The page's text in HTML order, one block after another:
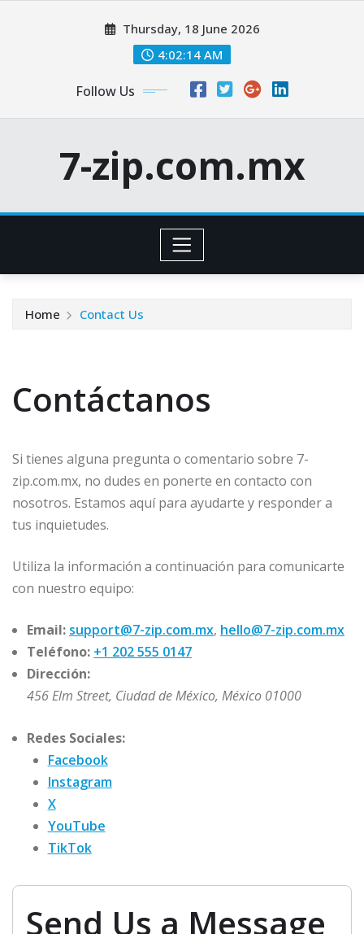
Thursday, 18 June 2026
4:02:14 AM
Follow Us
7-zip.com.mx
Home Contact Us
Contáctanos
Si tienes alguna pregunta o comentario sobre 7-
zip.com.mx, no dudes en ponerte en contacto con
nosotros. Estamos aquí para ayudarte y responder a
tus inquietudes.
Utiliza la información a continuación para comunicarte
con nuestro equipo:
Email: support@7-zip.com.mx, hello@7-zip.com.mx
Teléfono: +1 202 555 0147
Dirección:
456 Elm Street, Ciudad de México, México 01000
Redes Sociales:
Facebook
Instagram
X
YouTube
TikTok
Send Us a Message